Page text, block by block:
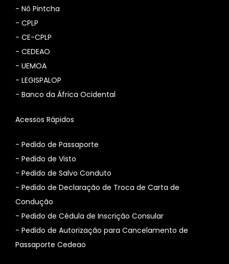
- Nô Pintcha
- CPLP
- CE-CPLP
- CEDEAO
- UEMOA
- LEGISPALOP
- Banco da África Ocidental
Acessos Rápidos
- Pedido de Passaporte
- Pedido de Visto
- Pedido de Salvo Conduto
- Pedido de Declaração de Troca de Carta de
Condução
- Pedido de Cédula de Inscrição Consular
- Pedido de Autorização para Cancelamento de
Passaporte Cedeao